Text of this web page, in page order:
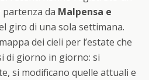
partenza da Malpensa e
giro di una sola settimana.
dei cieli per l’estate che
di giorno in giorno: si
si modificano quelle attuali e